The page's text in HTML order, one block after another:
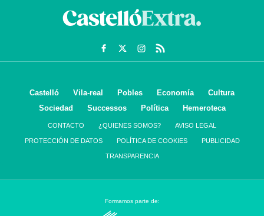
Castelló Vila-real Pobles Economía
Cultura
Sociedad
Successos Política Hemeroteca
CONTACTO ¿QUIENES SOMOS? AVISO LEGAL
PROTECCIÓN DE DATOS POLÍTICA DE COOKIES PUBLICIDAD
TRANSPARENCIA
Formamos parte de: